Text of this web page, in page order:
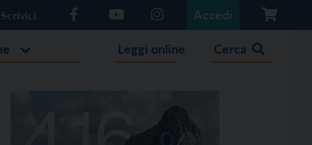
Scrivici Accedi
Leggi online Cerca